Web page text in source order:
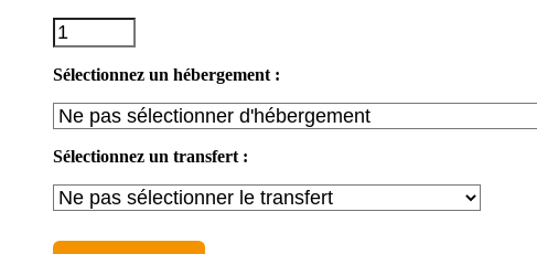
Sélectionnez un hébergement :
Sélectionnez un transfert :